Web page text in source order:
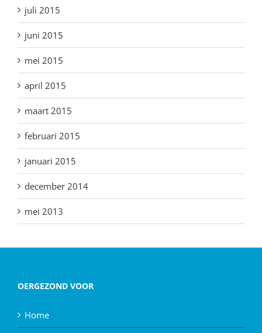
juli 2015
juni 2015
mei 2015
april 2015
maart 2015
februari 2015
januari 2015
december 2014
mei 2013
OERGEZOND VOOR
Home